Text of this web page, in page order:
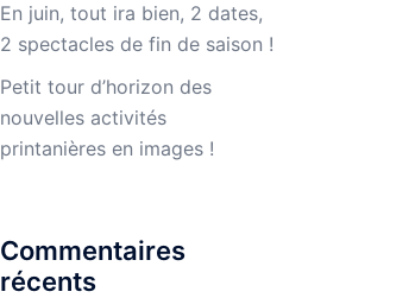
En juin, tout ira bien, 2 dates,
2 spectacles de fin de saison !
Petit tour d’horizon des
nouvelles activités
printanières en images !
Commentaires
récents